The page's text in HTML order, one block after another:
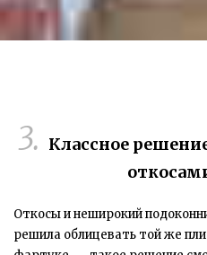
Классное
Откосы и неширокий
решила облицевать той же